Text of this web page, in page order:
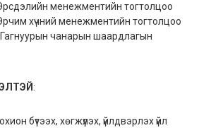
менежментийн тогтолцоо
хүчний менежментийн тогтолцоо
чанарын шаардлагын
:
бүтээх, хөгжүүлэх, үйлдвэрлэх үйл